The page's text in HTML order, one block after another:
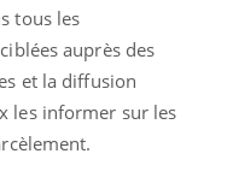
tous les
auprès des
et la diffusion
les informer sur les